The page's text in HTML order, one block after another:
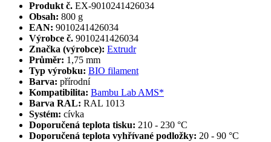
Produkt č. EX-9010241426034
Obsah: 800 g
EAN: 9010241426034
Výrobce č. 9010241426034
Značka (výrobce): Extrudr
Průměr: 1,75 mm
Typ výrobku: BIO filament
Barva: přírodní
Kompatibilita: Bambu Lab AMS*
Barva RAL: RAL 1013
Systém: cívka
Doporučená teplota tisku: 210 - 230 °C
Doporučená teplota vyhřívané podložky: 20 - 90 °C